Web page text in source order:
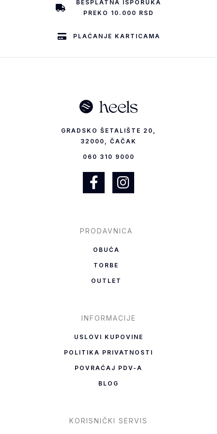
BESPLATNA ISPORUKA
PREKO 10.000 RSD
PLAĆANJE KARTICAMA
GRADSKO ŠETALIŠTE 20,
32000, ČAČAK
060 310 9000
F
a
b
o
o
k
-
I
n
a
PRODAVNICA
OBUĆA
TORBE
OUTLET
INFORMACIJE
USLOVI KUPOVINE
POLITIKA PRIVATNOSTI
POVRAĆAJ PDV-A
BLOG
KORISNIČKI SERVIS